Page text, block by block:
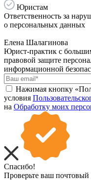
Юристам
Ответственность за
о персональных данных
Елена Шалагинова
Юрист-практик с
правовой защите
информационной
Нажимая кнопку
условия
на Обработку моих
Спасибо!
Проверьте ваш